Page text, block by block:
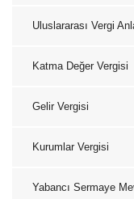
Uluslararası Vergi
Katma Değer Vergisi
Gelir Vergisi
Kurumlar Vergisi
Yabancı Sermaye